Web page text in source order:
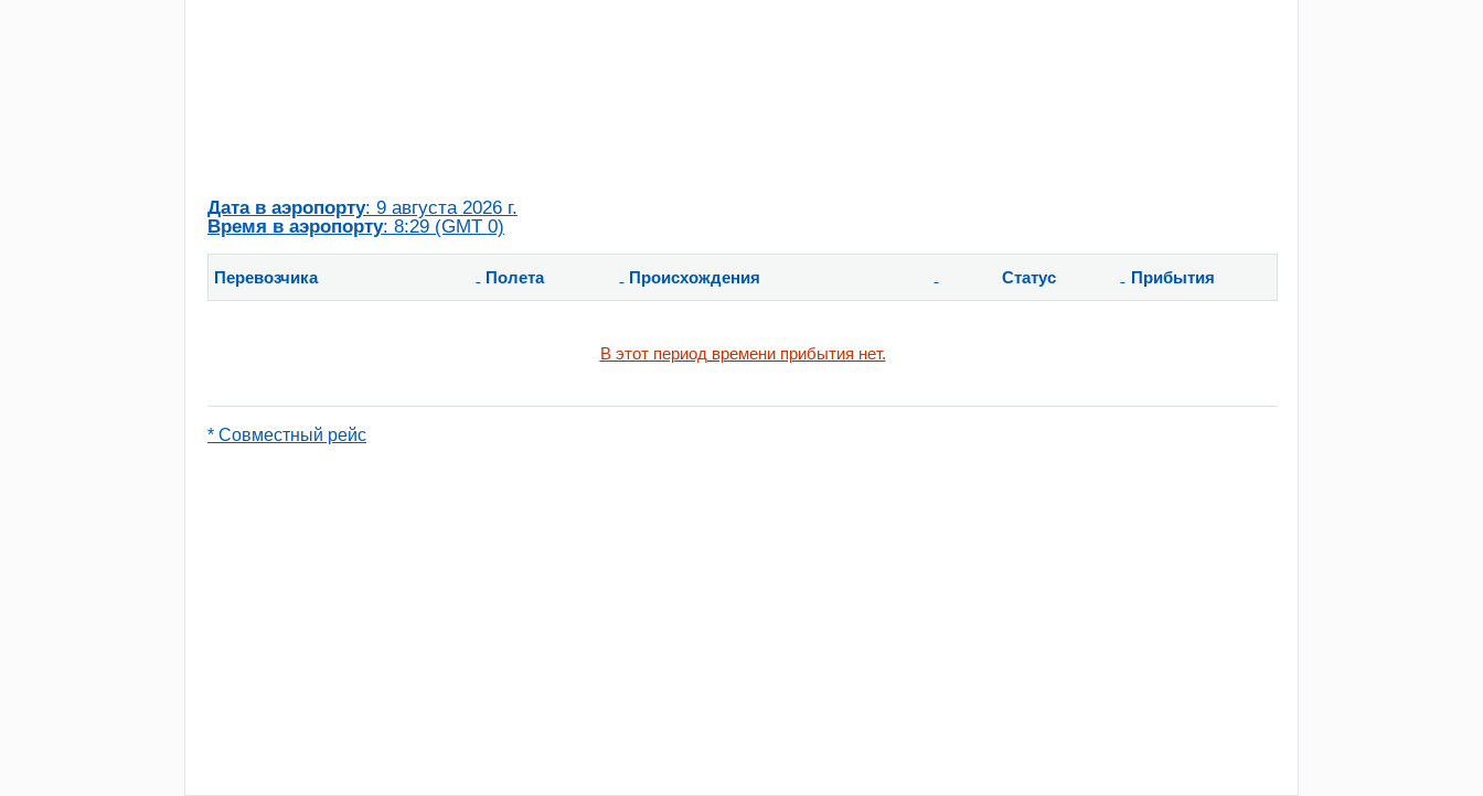
Дата в аэропорту: 9 августа 2026 г.
Время в аэропорту: 8:29 (GMT 0)
Перевозчика Полета Происхождения Статус Прибытия
В этот период времени прибытия нет.
* Совместный рейс